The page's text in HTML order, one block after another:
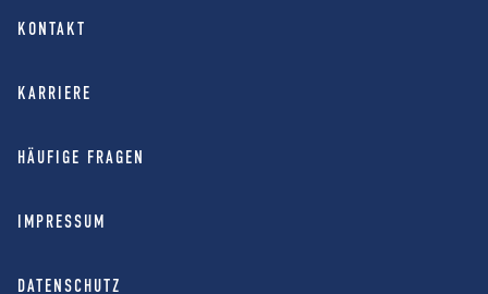
KONTAKT
KARRIERE
HÄUFIGE FRAGEN
IMPRESSUM
DATENSCHUTZ